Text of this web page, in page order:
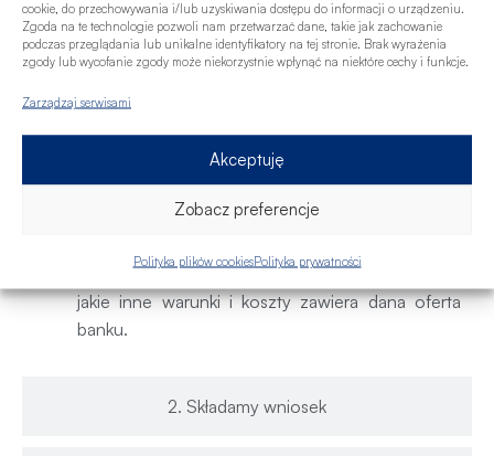
cookie, do przechowywania i/lub uzyskiwania dostępu do informacji o urządzeniu.
Zgoda na te technologie pozwoli nam przetwarzać dane, takie jak zachowanie
podczas przeglądania lub unikalne identyfikatory na tej stronie. Brak wyrażenia
zgody lub wycofanie zgody może niekorzystnie wpłynąć na niektóre cechy i funkcje.
Zarządzaj serwisami
Akceptuję
Zobacz preferencje
Polityka plików cookiesPolityka prywatności
2. Składamy wniosek
i potrzebach kredytowych. Podpowiem także,
jak można wpływać na zdolność kredytową i
do otrzymania kwotę kredytu i szansę na
uzyskanie finansowania.
Przygotuję najkorzystniejsze oferty dla
Ciebie do porównania– masz dostępne
propozycję spośród instytucji finansowych, z
się, ile wyniesie comiesięczna rata kredytu oraz
jakie inne warunki i koszty zawiera dana oferta
banku.